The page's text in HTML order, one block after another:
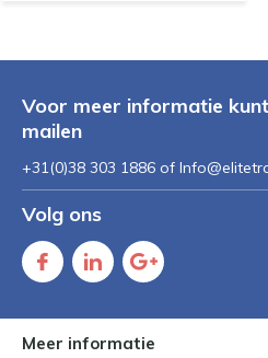
Voor meer informatie
mailen
+31(0)38 303 1886 of
Volg ons
Meer informatie